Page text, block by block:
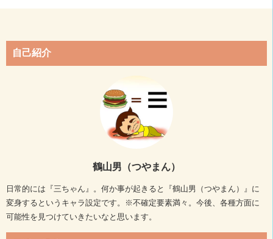
自己紹介
鶴山男（つやまん）
日常的には『三ちゃん』。何か事が起きると『鶴山男（つやまん）』に
変身するというキャラ設定です。※不確定要素満々。今後、各種方面に
可能性を見つけていきたいなと思います。